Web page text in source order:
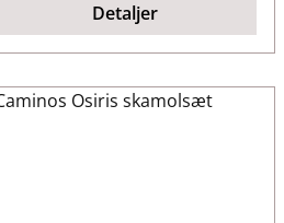
Detaljer